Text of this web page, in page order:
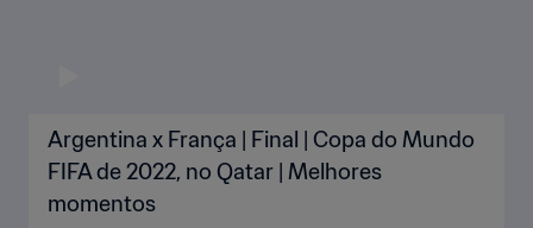
Argentina x França | Final | Copa do Mundo
FIFA de 2022, no Qatar | Melhores
momentos